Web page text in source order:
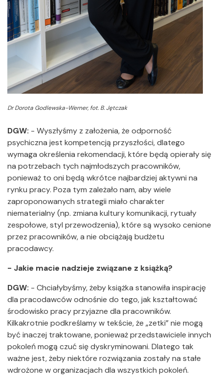
Dr Dorota Godlewska-Werner, fot. B. Jętczak
DGW: - Wyszłyśmy z założenia, że odporność
psychiczna jest kompetencją przyszłości, dlatego
wymaga określenia rekomendacji, które będą opierały się
na potrzebach tych najmłodszych pracowników,
ponieważ to oni będą wkrótce najbardziej aktywni na
rynku pracy. Poza tym zależało nam, aby wiele
zaproponowanych strategii miało charakter
niematerialny (np. zmiana kultury komunikacji, rytuały
zespołowe, styl przewodzenia), które są wysoko cenione
przez pracowników, a nie obciążają budżetu
pracodawcy.
- Jakie macie nadzieje związane z książką?
DGW: - Chciałybyśmy, żeby książka stanowiła inspirację
dla pracodawców odnośnie do tego, jak kształtować
środowisko pracy przyjazne dla pracowników.
Kilkakrotnie podkreślamy w tekście, że „zetki” nie mogą
być inaczej traktowane, ponieważ przedstawiciele innych
pokoleń mogą czuć się dyskryminowani. Dlatego tak
ważne jest, żeby niektóre rozwiązania zostały na stałe
wdrożone w organizacjach dla wszystkich pokoleń.